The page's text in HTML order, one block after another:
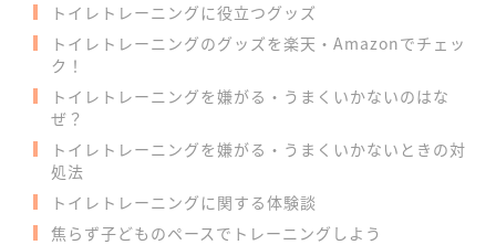
トイレトレーニングに役立つグッズ
トイレトレーニングのグッズを楽天・Amazonでチェッ
ク！
トイレトレーニングを嫌がる・うまくいかないのはな
ぜ？
トイレトレーニングを嫌がる・うまくいかないときの対
処法
トイレトレーニングに関する体験談
焦らず子どものペースでトレーニングしよう